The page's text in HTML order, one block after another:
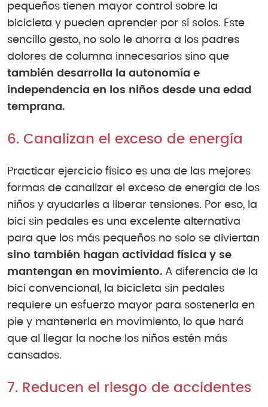
pequeños tienen mayor control sobre la
bicicleta y pueden aprender por sí solos. Este
sencillo gesto, no solo le ahorra a los padres
dolores de columna innecesarios sino que
también desarrolla la autonomía e
independencia en los niños desde una edad
temprana.
6. Canalizan el exceso de energía
Practicar ejercicio físico es una de las mejores
formas de canalizar el exceso de energía de los
niños y ayudarles a liberar tensiones. Por eso, la
bici sin pedales es una excelente alternativa
para que los más pequeños no solo se diviertan
sino también hagan actividad física y se
mantengan en movimiento. A diferencia de la
bici convencional, la bicicleta sin pedales
requiere un esfuerzo mayor para sostenerla en
pie y mantenerla en movimiento, lo que hará
que al llegar la noche los niños estén más
cansados.
7. Reducen el riesgo de accidentes